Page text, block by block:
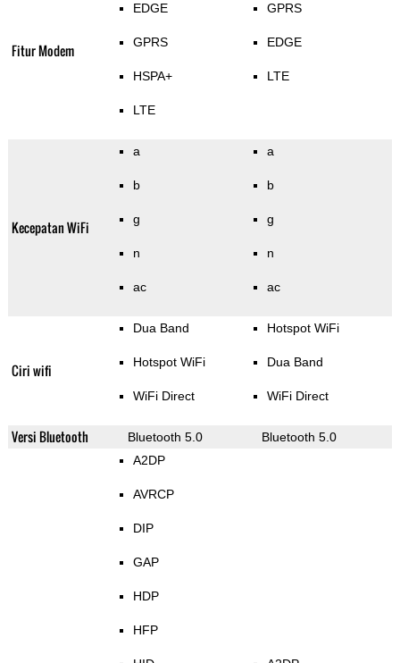
Fitur Modem
EDGE
GPRS
HSPA+
LTE
GPRS
EDGE
LTE
Kecepatan WiFi
a
b
g
n
ac
a
b
g
n
ac
Ciri wifi
Dua Band
Hotspot WiFi
WiFi Direct
Hotspot WiFi
Dua Band
WiFi Direct
Versi Bluetooth Bluetooth 5.0 Bluetooth 5.0
A2DP
AVRCP
DIP
GAP
HDP
HFP